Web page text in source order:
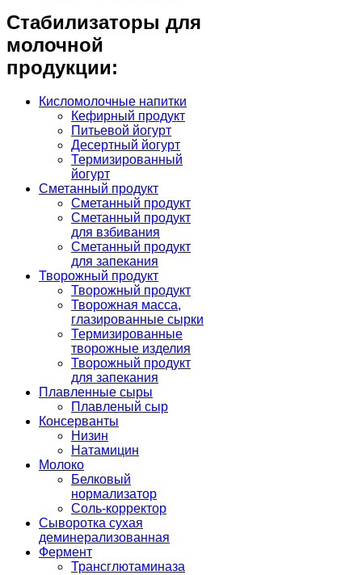
Стабилизаторы для
молочной
продукции:
Кисломолочные напитки
Кефирный продукт
Питьевой йогурт
Десертный йогурт
Термизированный
йогурт
Сметанный продукт
Сметанный продукт
Сметанный продукт
для взбивания
Сметанный продукт
для запекания
Творожный продукт
Творожный продукт
Творожная масса,
глазированные сырки
Термизированные
творожные изделия
Творожный продукт
для запекания
Плавленные сыры
Плавленый сыр
Консерванты
Низин
Натамицин
Молоко
Белковый
нормализатор
Соль-корректор
Сыворотка сухая
деминерализованная
Фермент
Трансглютаминаза